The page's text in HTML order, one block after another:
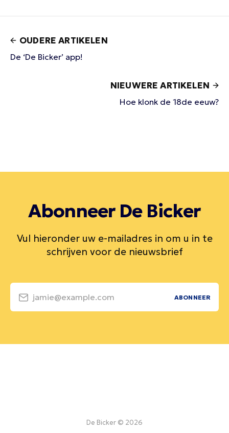
OUDERE ARTIKELEN
De ‘De Bicker’ app!
NIEUWERE ARTIKELEN
Hoe klonk de 18de eeuw?
Abonneer De Bicker
Vul hieronder uw e-mailadres in om u in te
schrijven voor de nieuwsbrief
jamie@example.com ABONNEER
De Bicker © 2026